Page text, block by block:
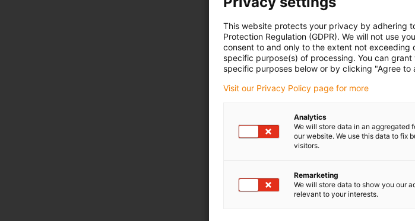
This website protects your privacy by adhering
Protection Regulation (GDPR). We will not use
consent to and only to the extent not exceeding
specific purpose(s) of processing. You can
specific purposes below or by clicking "Agree to
Visit our Privacy Policy page for more
Analytics
We will store data in an aggregated
our website. We use this data to fix
visitors.
Remarketing
We will store data to show you our
relevant to your interests.